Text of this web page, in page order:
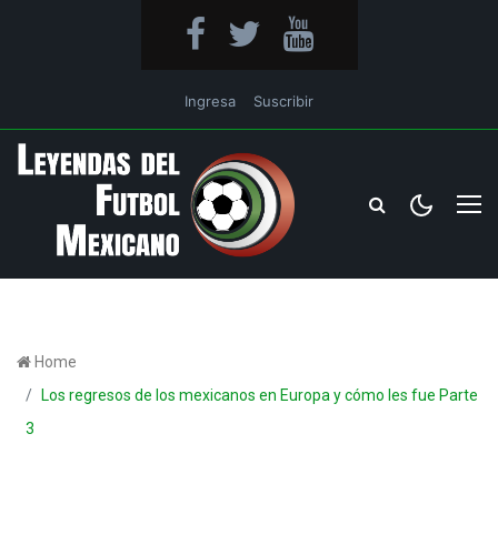
Ingresa Suscribir
Home
Los regresos de los mexicanos en Europa y cómo les fue Parte
3